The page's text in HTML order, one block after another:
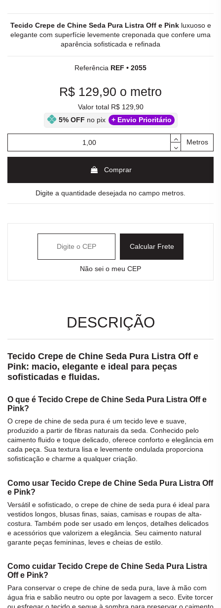
Tecido Crepe de Chine Seda Pura Listra Off e Pinkluxuoso e
elegante com superfície levemente creponada que confere uma
aparência sofisticada e refinada
Referência REF • 2055
R$ 129,90 o metro
Valor total R$ 129,90
5% OFF no pix + Envio Prioritário
Metros
Comprar
Digite a quantidade desejada no campo metros.
Calcular Frete
Não sei o meu CEP
DESCRIÇÃO
Tecido Crepe de Chine Seda Pura Listra Off e
Pink: macio, elegante e ideal para peças
sofisticadas e fluidas.
O que é Tecido Crepe de Chine Seda Pura Listra Off e
Pink?
O crepe de chine de seda pura é um tecido leve e suave,
produzido a partir de fibras naturais da seda. Conhecido pelo
caimento fluido e toque delicado, oferece conforto e elegância em
cada peça. Sua textura lisa e levemente ondulada proporciona
sofisticação e charme a qualquer criação.
Como usar Tecido Crepe de Chine Seda Pura Listra Off
e Pink?
Versátil e sofisticado, o crepe de chine de seda pura é ideal para
vestidos longos, blusas finas, saias, camisas e roupas de alta-
costura. Também pode ser usado em lenços, detalhes delicados
e acessórios que valorizem a elegância. Seu caimento natural
garante peças femininas, leves e cheias de estilo.
Como cuidar Tecido Crepe de Chine Seda Pura Listra
Off e Pink?
Para conservar o crepe de chine de seda pura, lave à mão com
água fria e sabão neutro ou opte por lavagem a seco. Evite torcer
ou esfregar o tecido e seque à sombra para preservar o caimento